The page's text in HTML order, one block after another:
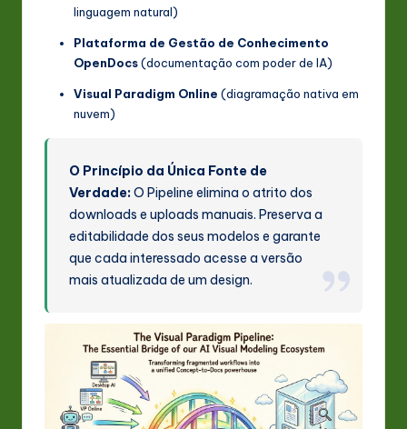
linguagem natural)
Plataforma de Gestão de Conhecimento
OpenDocs(documentação com poder de IA)
Visual Paradigm Online (diagramação nativa em
nuvem)
O Princípio da Única Fonte de
Verdade:O Pipeline elimina o atrito dos
downloads e uploads manuais. Preserva a
editabilidade dos seus modelos e garante
que cada interessado acesse a versão
mais atualizada de um design.